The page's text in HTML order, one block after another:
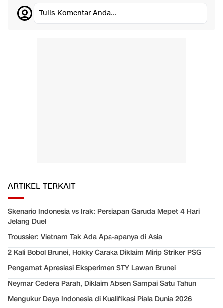
Tulis Komentar Anda...
ARTIKEL TERKAIT
Skenario Indonesia vs Irak: Persiapan Garuda Mepet 4 Hari
Jelang Duel
Troussier: Vietnam Tak Ada Apa-apanya di Asia
2 Kali Bobol Brunei, Hokky Caraka Diklaim Mirip Striker PSG
Pengamat Apresiasi Eksperimen STY Lawan Brunei
Neymar Cedera Parah, Diklaim Absen Sampai Satu Tahun
Mengukur Daya Indonesia di Kualifikasi Piala Dunia 2026